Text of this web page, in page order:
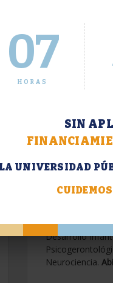
07
HORAS
SIN
UNIVERSIDAD
2026.
Desarrollo
Neurociencia.